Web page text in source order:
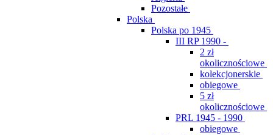
Pozostałe
Polska
Polska po 1945
III RP 1990 -
2 zł
okolicznościowe
kolekcjonerskie
obiegowe
5 zł
okolicznościowe
PRL 1945 - 1990
obiegowe